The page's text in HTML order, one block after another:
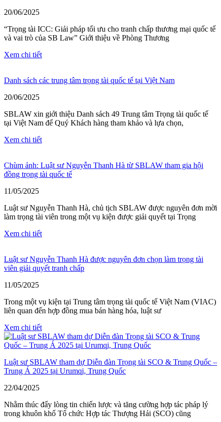
20/06/2025
“Trọng tài ICC: Giải pháp tối ưu cho tranh chấp thương mại quốc tế
và vai trò của SB Law” Giới thiệu về Phòng Thương
Xem chi tiết
Danh sách các trung tâm trọng tài quốc tế tại Việt Nam
20/06/2025
SBLAW xin giới thiệu Danh sách 49 Trung tâm Trọng tài quốc tế
tại Việt Nam để Quý Khách hàng tham khảo và lựa chọn,
Xem chi tiết
Chùm ảnh: Luật sư Nguyễn Thanh Hà từ SBLAW tham gia hội
đồng trọng tài quốc tế
11/05/2025
Luật sư Nguyễn Thanh Hà, chủ tịch SBLAW được nguyên đơn mời
làm trọng tài viên trong một vụ kiện được giải quyết tại Trọng
Xem chi tiết
Luật sư Nguyễn Thanh Hà được nguyên đơn chọn làm trọng tài
viên giải quyết tranh chấp
11/05/2025
Trong một vụ kiện tại Trung tâm trọng tài quốc tế Việt Nam (VIAC)
liên quan đến hợp đồng mua bán hàng hóa, luật sư
Xem chi tiết
Luật sư SBLAW tham dự Diễn đàn Trọng tài SCO & Trung Quốc –
Trung Á 2025 tại Urumqi, Trung Quốc
22/04/2025
Nhằm thúc đẩy lòng tin chiến lược và tăng cường hợp tác pháp lý
trong khuôn khổ Tổ chức Hợp tác Thượng Hải (SCO) cũng